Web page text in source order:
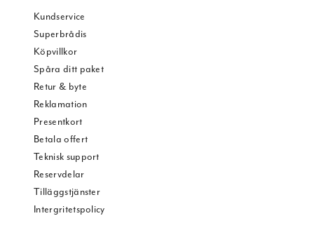
Kundservice
Superbrådis
Köpvillkor
Spåra ditt paket
Retur & byte
Reklamation
Presentkort
Betala offert
Teknisk support
Reservdelar
Tilläggstjänster
Intergritetspolicy